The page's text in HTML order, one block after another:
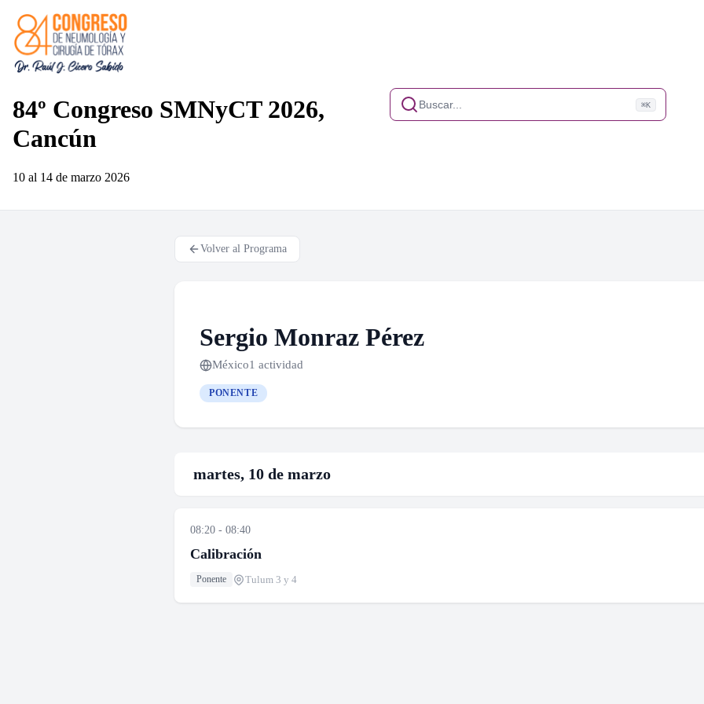
84º Congreso SMNyCT 2026,
Cancún
10 al 14 de marzo 2026
Buscar... ⌘K
Volver al Programa
Sergio Monraz Pérez
México1 actividad
PONENTE
martes, 10 de marzo
08:20 - 08:40
Calibración
Ponente Tulum 3 y 4